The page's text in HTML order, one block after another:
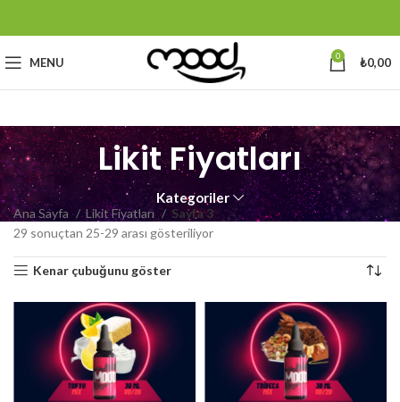
MENU 0 ₺0,00
Likit Fiyatları
Kategoriler
Ana Sayfa Likit Fiyatları
Sayfa 3
29 sonuçtan 25-29 arası gösteriliyor
Kenar çubuğunu göster